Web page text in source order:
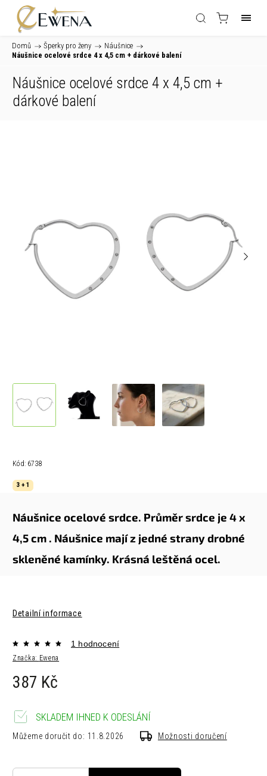
Domů / Šperky pro ženy / Náušnice /
Náušnice ocelové srdce 4 x 4,5 cm + dárkové balení
Náušnice ocelové srdce 4 x 4,5 cm +
dárkové balení
Kód: 6738
3 + 1
Náušnice ocelové srdce. Průměr srdce je 4 x
4,5 cm . Náušnice mají z jedné strany drobné
skleněné kamínky. Krásná leštěná ocel.
Detailní informace
Značka: Ewena
1 hodnocení
387 Kč
SKLADEM IHNED K ODESLÁNÍ
Můžeme doručit do: 11.8.2026 Možnosti doručení